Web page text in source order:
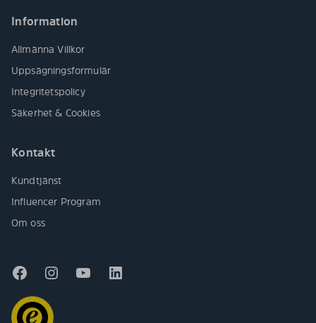
Information
Allmänna Villkor
Uppsägningsformulär
Integritetspolicy
Säkerhet & Cookies
Kontakt
Kundtjänst
Influencer Program
Om oss